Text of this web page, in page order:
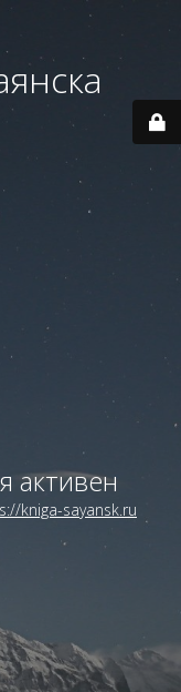
активен
kniga-sayansk.ru